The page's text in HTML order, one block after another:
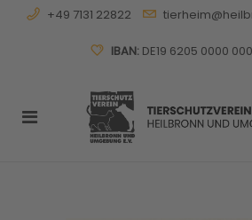
+49 7131 22822
IBAN:DE19 6205 0000